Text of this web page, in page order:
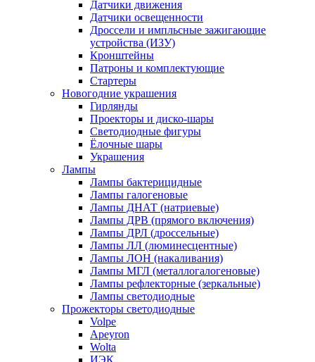
Датчики движения
Датчики освещенности
Дроссели и импльсные зажигающие
устройства (ИЗУ)
Кронштейны
Патроны и комплектующие
Стартеры
Новогодние украшения
Гирлянды
Проекторы и диско-шары
Светодиодные фигуры
Ёлочные шары
Украшения
Лампы
Лампы бактерицидные
Лампы галогеновые
Лампы ДНАТ (натриевые)
Лампы ДРВ (прямого включения)
Лампы ДРЛ (дроссельные)
Лампы ЛЛ (люминесцентные)
Лампы ЛОН (накаливания)
Лампы МГЛ (металлогалогеновые)
Лампы рефлекторные (зеркальные)
Лампы светодиодные
Прожекторы светодиодные
Volpe
Apeyron
Wolta
ИЭК